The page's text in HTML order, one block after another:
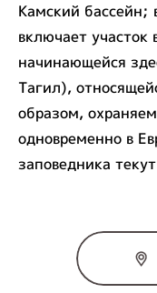
Камский бассейн;
включает участок
начинающейся
Тагил),
образом,
одновременно в
заповедника